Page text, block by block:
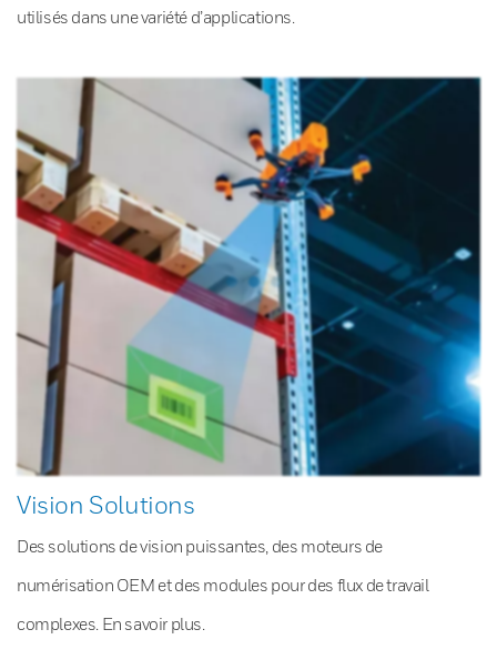
utilisés dans une variété d’applications.
Vision Solutions
Des solutions de vision puissantes, des moteurs de
numérisation OEM et des modules pour des flux de travail
complexes. En savoir plus.